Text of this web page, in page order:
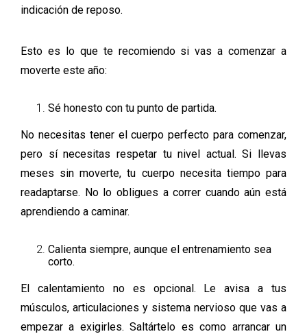
indicación de reposo.
Esto es lo que te recomiendo si vas a comenzar a
moverte este año:
Sé honesto con tu punto de partida.
No necesitas tener el cuerpo perfecto para comenzar,
pero sí necesitas respetar tu nivel actual. Si llevas
meses sin moverte, tu cuerpo necesita tiempo para
readaptarse. No lo obligues a correr cuando aún está
aprendiendo a caminar.
Calienta siempre, aunque el entrenamiento sea
corto.
El calentamiento no es opcional. Le avisa a tus
músculos, articulaciones y sistema nervioso que vas a
empezar a exigirles. Saltártelo es como arrancar un